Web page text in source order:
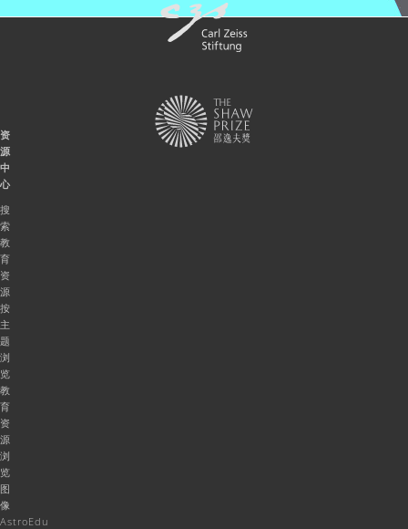
资
源
中
心
搜
索
教
育
资
源
按
主
题
浏
览
教
育
资
源
浏
览
图
像
AstroEdu